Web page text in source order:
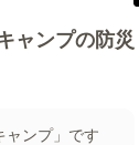
ャンプの防災
ャンプ」です